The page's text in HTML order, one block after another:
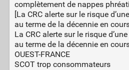
complètement de nappes
[La CRC alerte sur le risque
au terme de la décennie en
La CRC alerte sur le risque
au terme de la décennie en
OUEST-FRANCE
SCOT trop consommateurs